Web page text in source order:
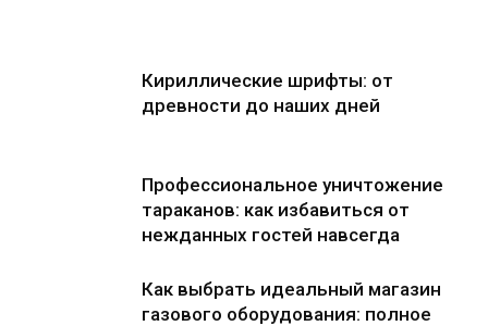
Кириллические шрифты: от
древности до наших дней
Профессиональное уничтожение
тараканов: как избавиться от
нежданных гостей навсегда
Как выбрать идеальный магазин
газового оборудования: полное